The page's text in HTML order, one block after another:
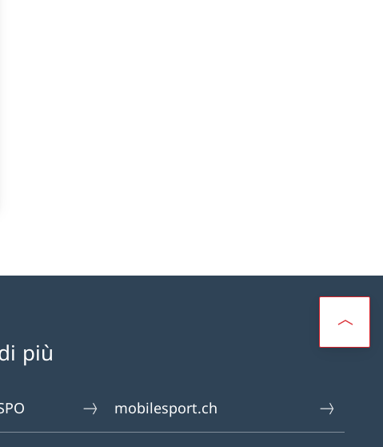
Maggiore»
informazioni su «Tra ricordi e nuove esperienze»
più
mobilesport.ch